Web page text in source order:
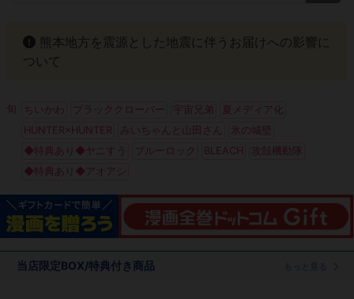
熊本地方を震源とした地震に伴うお届けへの影響に
ついて
旬 ちいかわ ブラッククローバー 宇宙兄弟
夏メディア化
HUNTER×HUNTER
みいちゃんと山田さん
氷の城壁
◆特典あり◆ヤニすう
ブルーロック BLEACH
攻殻機動隊
◆特典あり◆アオアシ
当店限定BOX/特典付き商品